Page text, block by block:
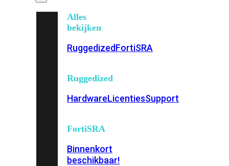
Alles
bekijken
RuggedizedFortiSRA
Ruggedized
HardwareLicentiesSupport
FortiSRA
Binnenkort
beschikbaar!